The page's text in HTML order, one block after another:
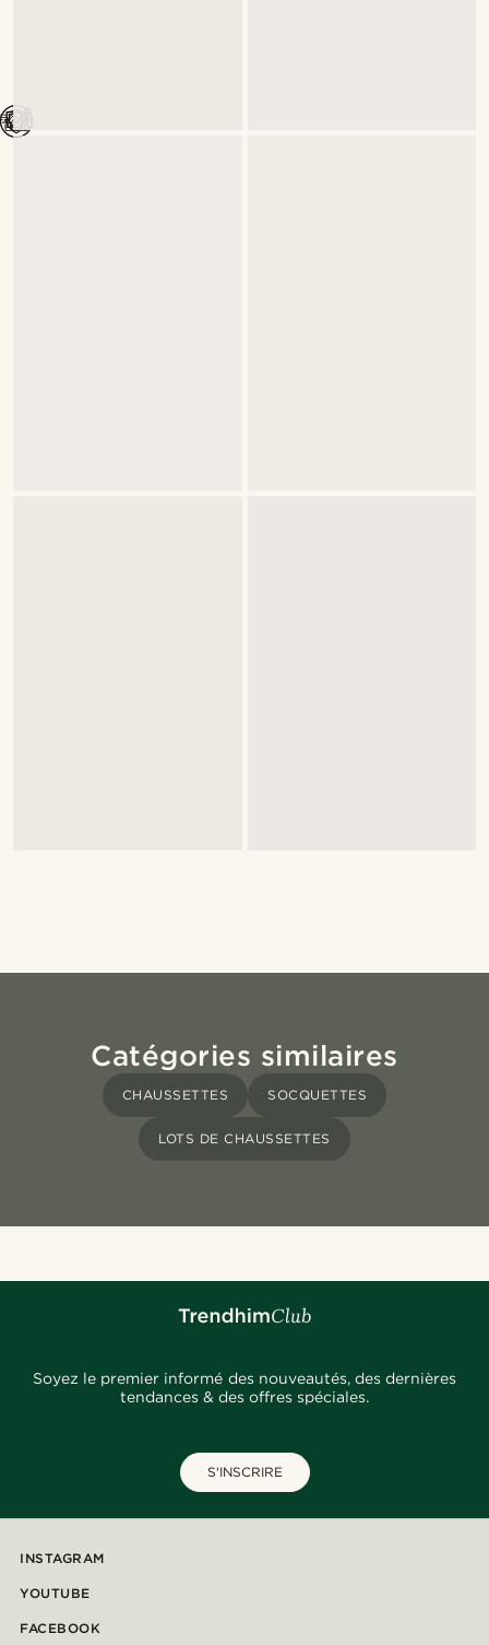
Catégories similaires
CHAUSSETTES SOCQUETTES
LOTS DE CHAUSSETTES
Soyez le premier informé des nouveautés, des dernières
tendances & des offres spéciales.
S'INSCRIRE
INSTAGRAM
YOUTUBE
FACEBOOK